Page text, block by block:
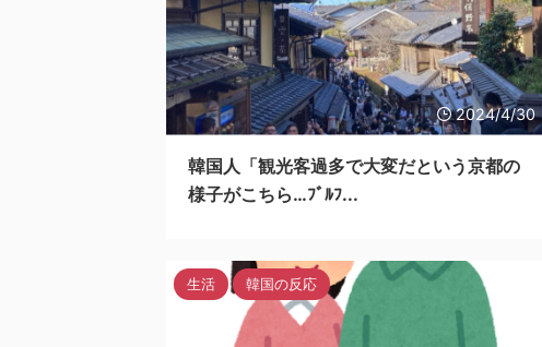
2024/4/30
韓国人「観光客過多で大変だという京都の
様子がこちら…ﾌﾞﾙﾌ...
生活 韓国の反応